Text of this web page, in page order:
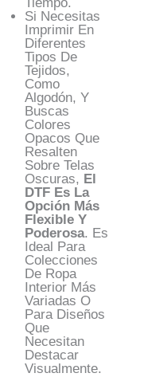
Si Necesitas
Imprimir En
Diferentes
Tipos De
Tejidos,
Como
Algodón, Y
Buscas
Colores
Opacos Que
Resalten
Sobre Telas
Oscuras, El
DTF Es La
Opción Más
Flexible Y
Poderosa. Es
Ideal Para
Colecciones
De Ropa
Interior Más
Variadas O
Para Diseños
Que
Necesitan
Destacar
Visualmente.